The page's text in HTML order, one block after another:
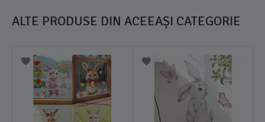
ALTE PRODUSE DIN ACEEAȘI CATEGORIE